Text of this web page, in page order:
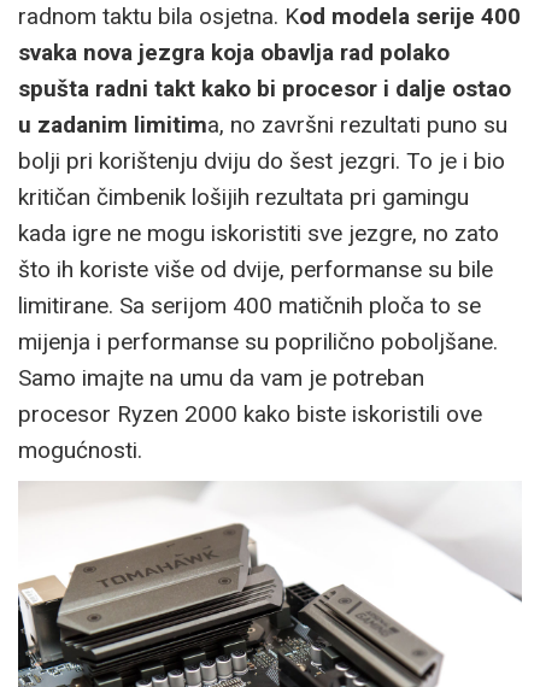
radnom taktu bila osjetna. Kod modela serije 400
svaka nova jezgra koja obavlja rad polako
spušta radni takt kako bi procesor i dalje ostao
u zadanim limitima, no završni rezultati puno su
bolji pri korištenju dviju do šest jezgri. To je i bio
kritičan čimbenik lošijih rezultata pri gamingu
kada igre ne mogu iskoristiti sve jezgre, no zato
što ih koriste više od dvije, performanse su bile
limitirane. Sa serijom 400 matičnih ploča to se
mijenja i performanse su poprilično poboljšane.
Samo imajte na umu da vam je potreban
procesor Ryzen 2000 kako biste iskoristili ove
mogućnosti.